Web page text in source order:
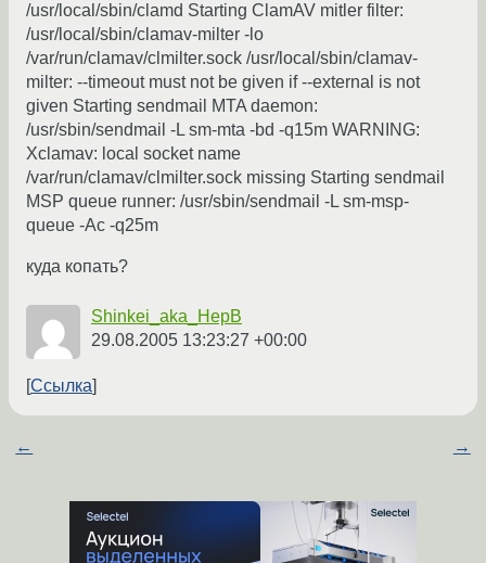
/usr/local/sbin/clamd Starting ClamAV mitler filter:
/usr/local/sbin/clamav-milter -lo
/var/run/clamav/clmilter.sock /usr/local/sbin/clamav-
milter: --timeout must not be given if --external is not
given Starting sendmail MTA daemon:
/usr/sbin/sendmail -L sm-mta -bd -q15m WARNING:
Xclamav: local socket name
/var/run/clamav/clmilter.sock missing Starting sendmail
MSP queue runner: /usr/sbin/sendmail -L sm-msp-
queue -Ac -q25m
куда копать?
Shinkei_aka_HepB
29.08.2005 13:23:27 +00:00
Ссылка
← →